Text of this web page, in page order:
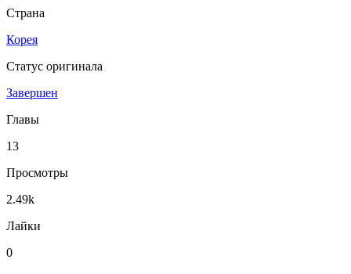
Страна
Корея
Статус оригинала
Завершен
Главы
13
Просмотры
2.49k
Лайки
0